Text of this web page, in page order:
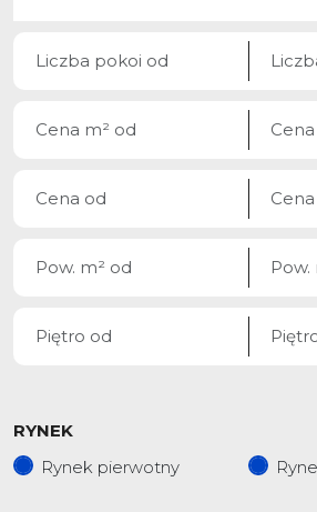
RYNEK
Rynek pierwotny